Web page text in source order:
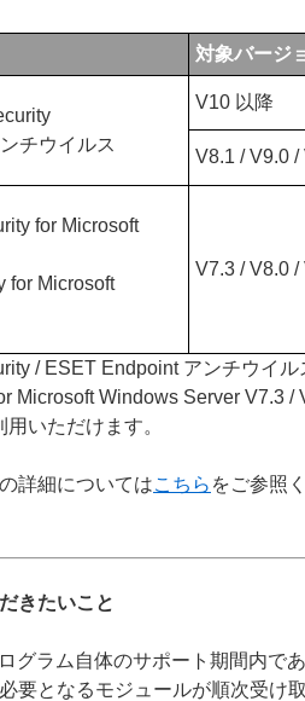
対象バージ
チウイルス
V10 以降
V8.1 / V9.0 /
for Microsoft
for Microsoft
V7.3 / V8.0 /
/ ESET Endpoint アンチウイ
Microsoft Windows Server V7.3
いただけます。
詳細についてはこちら をご参照
きたいこと
グラム自体のサポート期間内で
要となるモジュールが順次受け